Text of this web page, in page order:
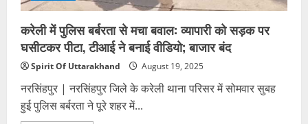
करेली में पुलिस बर्बरता से मचा बवाल: व्यापारी को सड़क पर
घसीटकर पीटा, टीआई ने बनाई वीडियो; बाजार बंद
Spirit Of Uttarakhand August 19, 2025
नरसिंहपुर | नरसिंहपुर जिले के करेली थाना परिसर में सोमवार सुबह
हुई पुलिस बर्बरता ने पूरे शहर में...